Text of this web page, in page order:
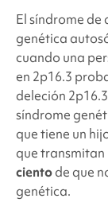
El síndrome de
genética
cuando una
en 2p16.3
deleción 2p16.3
síndrome
que tiene un
que transmitan
cientode que
genética.